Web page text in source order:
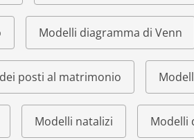
Modelli diagramma di Venn
posti al matrimonio
Modelli natalizi Modelli